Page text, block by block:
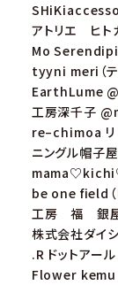
アトリエ ヒ
Mo
tyyni meri（
EarthLume
工房深千子
re–chimoa
ニングル帽
be one field（
工房 福 銀
株式会社ダイ
.R ドットア
Flower kemu